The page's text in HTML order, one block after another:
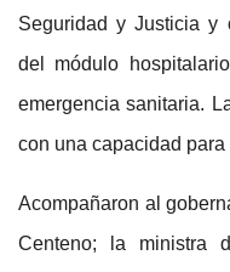
Seguridad y Justicia y
del módulo
emergencia sanitaria.
con una capacidad
Acompañaron al
Centeno; la ministra